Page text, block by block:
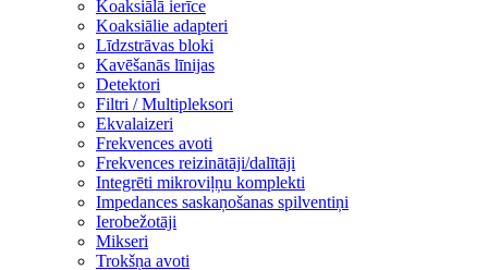
Koaksiālā ierīce
Koaksiālie adapteri
Līdzstrāvas bloki
Kavēšanās līnijas
Detektori
Filtri / Multipleksori
Ekvalaizeri
Frekvences avoti
Frekvences reizinātāji/dalītāji
Integrēti mikroviļņu komplekti
Impedances saskaņošanas spilventiņi
Ierobežotāji
Mikseri
Trokšņa avoti